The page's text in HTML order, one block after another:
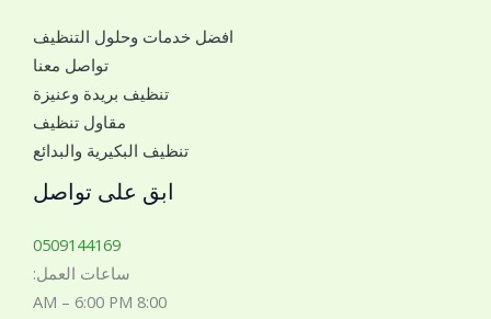
افضل خدمات وحلول التنظيف
تواصل معنا
تنظيف بريدة وعنيزة
مقاول تنظيف
تنظيف البكيرية والبدائع
ابق على تواصل
0509144169
ساعات العمل:
8:00 AM – 6:00 PM